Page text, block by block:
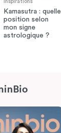
Inspirations
Kamasutra : quelle
position selon
mon signe
astrologique ?